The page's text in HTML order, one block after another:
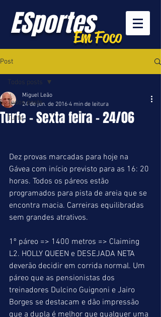
ESportesEm Foco
Post
Todos posts
Turfe
Todos posts
Turfe - Sexta feira - 24/06
Miguel Leão
24 de jun. de 2016 4 min de leitura
Dez provas marcadas para hoje na
Gávea com início previsto para as 16: 20
horas. Todos os páreos estão
programados para pista de areia que se
encontra macia. Carreiras equilibradas
sem grandes atrativos.
1º páreo => 1400 metros => Claiming
L2. HOLLY QUEEN e DESEJADA NETA
deverão decidir em corrida normal. Um
páreo que as pensionistas dos
treinadores Dulcino Guignoni e Jairo
Borges se destacam e dão impressão
que a dupla é melhor que qualquer uma